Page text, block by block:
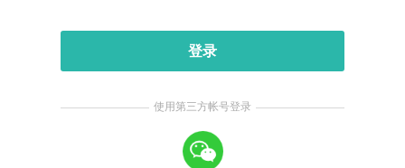
登录
使用第三方帐号登录